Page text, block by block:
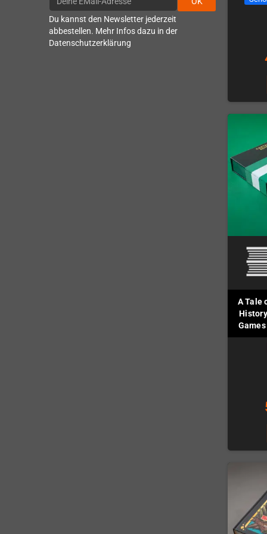
Du kannst den Newsletter jederzeit
abbestellen. Mehr Infos dazu in der
Datenschutzerklärung
A Tale